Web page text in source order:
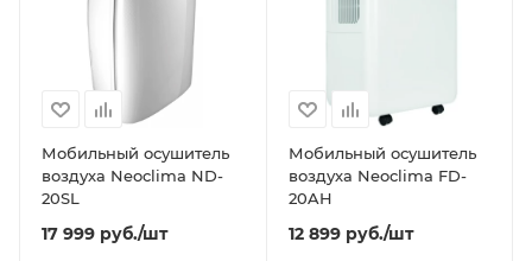
Мобильный осушитель
воздуха Neoclima ND-
20SL
17 999 руб./шт
Мобильный осушитель
воздуха Neoclima FD-
20AH
12 899руб./шт